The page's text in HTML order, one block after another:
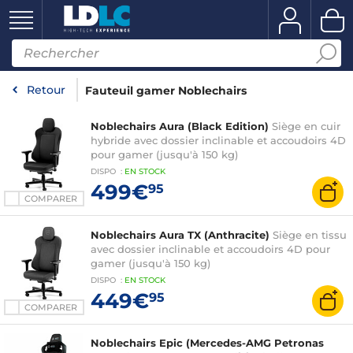
Retour Fauteuil gamer Noblechairs
COMPARER
Noblechairs Aura (Black Edition) Siège en cuir
hybride avec dossier inclinable et accoudoirs 4D
pour gamer (jusqu'à 150 kg)
DISPO : EN STOCK
499€95
COMPARER
Noblechairs Aura TX (Anthracite) Siège en tissu
avec dossier inclinable et accoudoirs 4D pour
gamer (jusqu'à 150 kg)
DISPO : EN STOCK
449€95
Noblechairs Epic (Mercedes-AMG Petronas